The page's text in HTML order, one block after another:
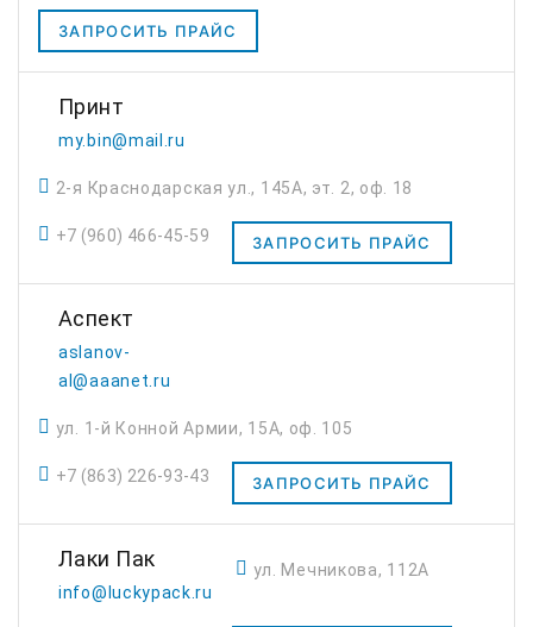
ЗАПРОСИТЬ ПРАЙС
Принт
my.bin@mail.ru
2-я Краснодарская ул., 145А, эт. 2, оф. 18
+7 (960) 466-45-59 ЗАПРОСИТЬ ПРАЙС
Аспект
aslanov-
al@aaanet.ru
ул. 1-й Конной Армии, 15А, оф. 105
+7 (863) 226-93-43 ЗАПРОСИТЬ ПРАЙС
Лаки Пак
info@luckypack.ru
ул. Мечникова, 112А